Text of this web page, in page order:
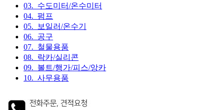
03. 수도미터/온수미터
04. 펌프
05. 보일러/온수기
06. 공구
07. 철물용품
08. 락카/실리콘
09. 볼트/행가/피스/앙카
10. 사무용품